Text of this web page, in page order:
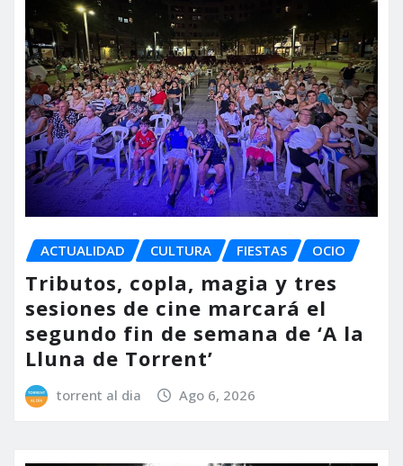
ACTUALIDAD CULTURA FIESTAS OCIO
Tributos, copla, magia y tres
sesiones de cine marcará el
segundo fin de semana de ‘A la
Lluna de Torrent’
torrent al dia Ago 6, 2026